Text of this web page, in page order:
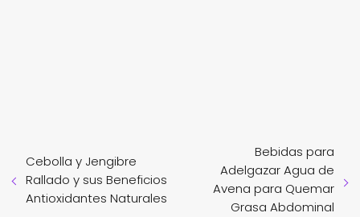
Cebolla y Jengibre
Rallado y sus Beneficios
Antioxidantes Naturales
Bebidas para
Adelgazar Agua de
Avena para Quemar
Grasa Abdominal